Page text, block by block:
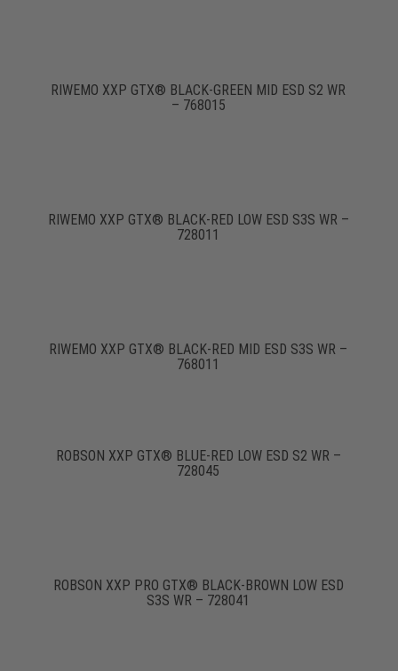
RIWEMO XXP GTX® BLACK-GREEN MID ESD S2 WR
– 768015
RIWEMO XXP GTX® BLACK-RED LOW ESD S3S WR –
728011
RIWEMO XXP GTX® BLACK-RED MID ESD S3S WR –
768011
ROBSON XXP GTX® BLUE-RED LOW ESD S2 WR –
728045
ROBSON XXP PRO GTX® BLACK-BROWN LOW ESD
S3S WR – 728041